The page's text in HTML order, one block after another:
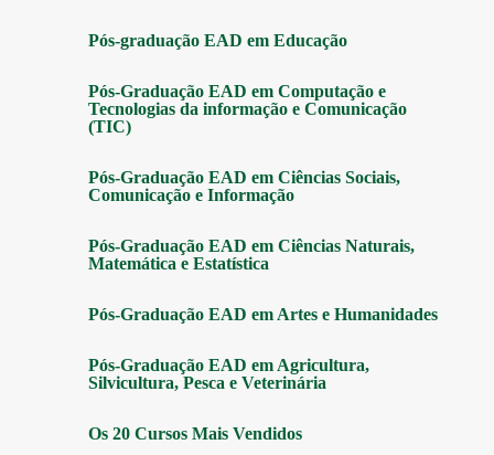
Pós-graduação EAD em Educação
Pós-Graduação EAD em Computação e
Tecnologias da informação e Comunicação
(TIC)
Pós-Graduação EAD em Ciências Sociais,
Comunicação e Informação
Pós-Graduação EAD em Ciências Naturais,
Matemática e Estatística
Pós-Graduação EAD em Artes e Humanidades
Pós-Graduação EAD em Agricultura,
Silvicultura, Pesca e Veterinária
Os 20 Cursos Mais Vendidos